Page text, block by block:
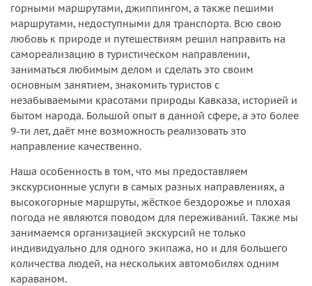
горными маршрутами, джиппингом, а также пешими
маршрутами, недоступными для транспорта. Всю свою
любовь к природе и путешествиям решил направить на
самореализацию в туристическом направлении,
заниматься любимым делом и сделать это своим
основным занятием, знакомить туристов с
незабываемыми красотами природы Кавказа, историей и
бытом народа. Большой опыт в данной сфере, а это более
9-ти лет, даёт мне возможность реализовать это
направление качественно.
Наша особенность в том, что мы предоставляем
экскурсионные услуги в самых разных направлениях, а
высокогорные маршруты, жёсткое бездорожье и плохая
погода не являются поводом для переживаний. Также мы
занимаемся организацией экскурсий не только
индивидуально для одного экипажа, но и для большего
количества людей, на нескольких автомобилях одним
караваном.